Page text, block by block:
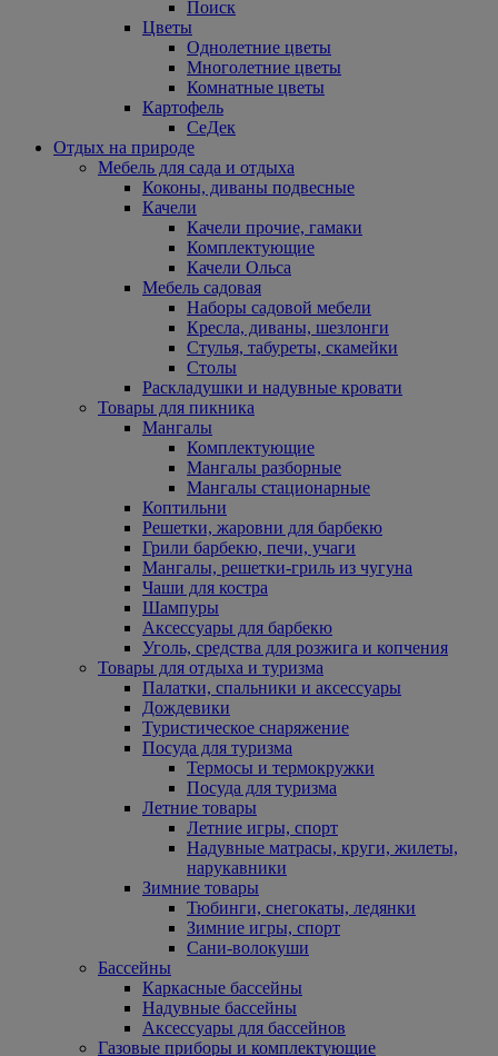
Поиск
Цветы
Однолетние цветы
Многолетние цветы
Комнатные цветы
Картофель
СеДек
Отдых на природе
Мебель для сада и отдыха
Коконы, диваны подвесные
Качели
Качели прочие, гамаки
Комплектующие
Качели Ольса
Мебель садовая
Наборы садовой мебели
Кресла, диваны, шезлонги
Стулья, табуреты, скамейки
Столы
Раскладушки и надувные кровати
Товары для пикника
Мангалы
Комплектующие
Мангалы разборные
Мангалы стационарные
Коптильни
Решетки, жаровни для барбекю
Грили барбекю, печи, учаги
Мангалы, решетки-гриль из чугуна
Чаши для костра
Шампуры
Аксессуары для барбекю
Уголь, средства для розжига и копчения
Товары для отдыха и туризма
Палатки, спальники и аксессуары
Дождевики
Туристическое снаряжение
Посуда для туризма
Термосы и термокружки
Посуда для туризма
Летние товары
Летние игры, спорт
Надувные матрасы, круги, жилеты,
нарукавники
Зимние товары
Тюбинги, снегокаты, ледянки
Зимние игры, спорт
Сани-волокуши
Бассейны
Каркасные бассейны
Надувные бассейны
Аксессуары для бассейнов
Газовые приборы и комплектующие